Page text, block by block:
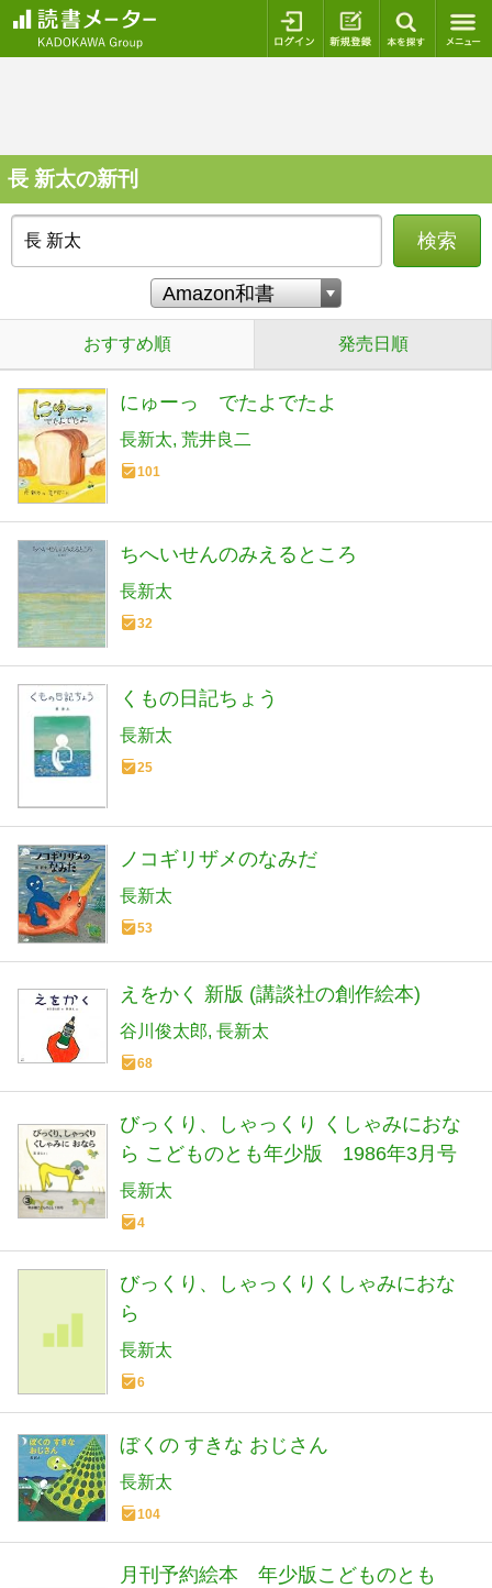
ログイン 新規登録
長 新太の新刊
検索
おすすめ順 発売日順
にゅーっ でたよでたよ
長新太 荒井良二
101
ちへいせんのみえるところ
長新太
32
くもの日記ちょう
長新太
25
ノコギリザメのなみだ
長新太
53
えをかく 新版 (講談社の創作絵本)
谷川俊太郎 長新太
68
びっくり、しゃっくり くしゃみにおな
ら こどものとも年少版 1986年3月号
長新太
4
びっくり、しゃっくりくしゃみにおな
ら
長新太
6
ぼくの すきな おじさん
長新太
104
月刊予約絵本 年少版こどものとも